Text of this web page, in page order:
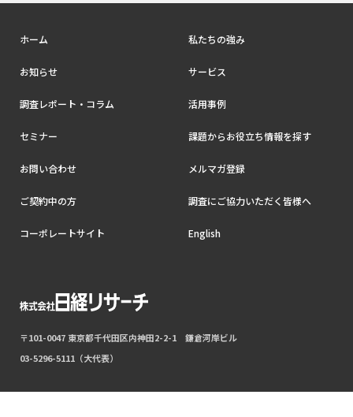
ホーム 私たちの強み
お知らせ サービス
調査レポート・コラム 活用事例
セミナー 課題からお役立ち情報を探す
お問い合わせ メルマガ登録
ご契約中の方 調査にご協力いただく皆様へ
コーポレートサイト English
〒101-0047 東京都千代田区内神田2-2-1 鎌倉河岸ビル
03-5296-5111（大代表）